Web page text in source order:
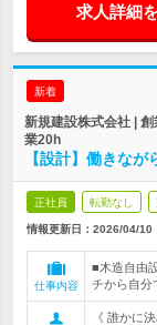
求人詳細
新着
新規建設株式会社 |
業20h
【設計】働きな
正社員 転勤なし
情報更新日：2026/04/10
仕事内容
■木造自由
チから自分
《 誰かに